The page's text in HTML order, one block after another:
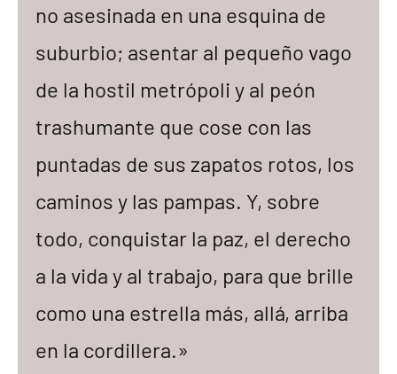
no asesinada en una esquina de
suburbio; asentar al pequeño vago
de la hostil metrópoli y al peón
trashumante que cose con las
puntadas de sus zapatos rotos, los
caminos y las pampas. Y, sobre
todo, conquistar la paz, el derecho
a la vida y al trabajo, para que brille
como una estrella más, allá, arriba
en la cordillera.»